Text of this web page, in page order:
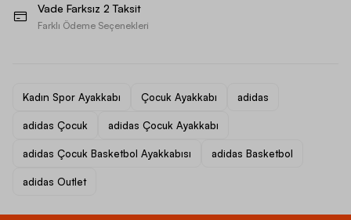
Vade Farksız 2 Taksit
Farklı Ödeme Seçenekleri
Kadın Spor Ayakkabı Çocuk Ayakkabı adidas
adidas Çocuk adidas Çocuk Ayakkabı
adidas Çocuk Basketbol Ayakkabısı adidas Basketbol
adidas Outlet